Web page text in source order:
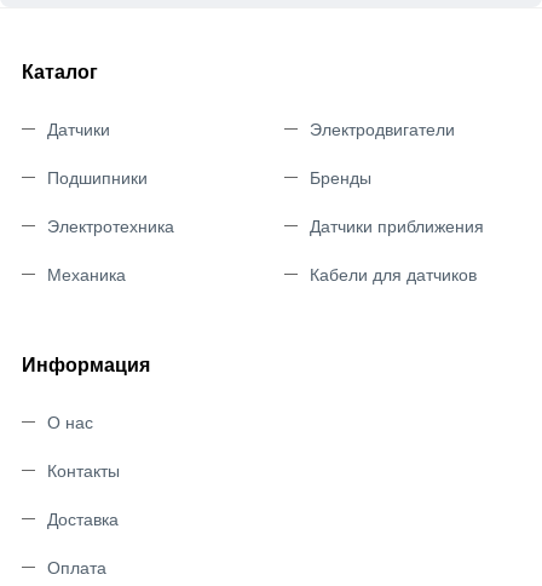
Каталог
Датчики
Подшипники
Электротехника
Механика
Электродвигатели
Бренды
Датчики приближения
Кабели для датчиков
Информация
О нас
Контакты
Доставка
Оплата